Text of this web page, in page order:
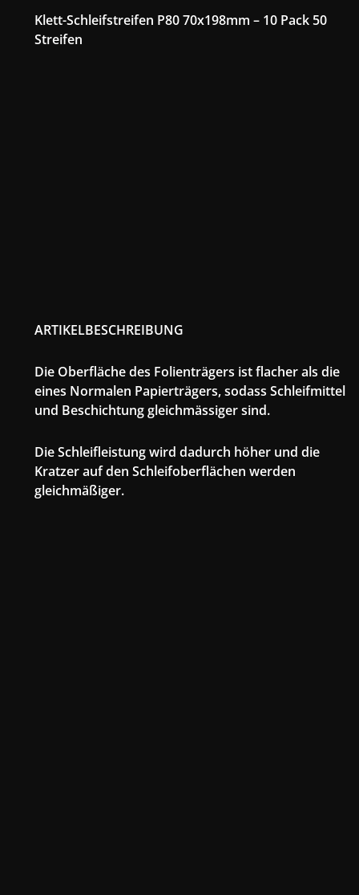
Loch
Absaugung,
Klett-Schleifstreifen P80 70x198mm – 10 Pack 50
Streifen
ARTIKELBESCHREIBUNG
Die Oberfläche des Folienträgers ist flacher als die
eines Normalen Papierträgers, sodass Schleifmittel
und Beschichtung gleichmässiger sind.
Die Schleifleistung wird dadurch höher und die
Kratzer auf den Schleifoberflächen werden
gleichmäßiger.